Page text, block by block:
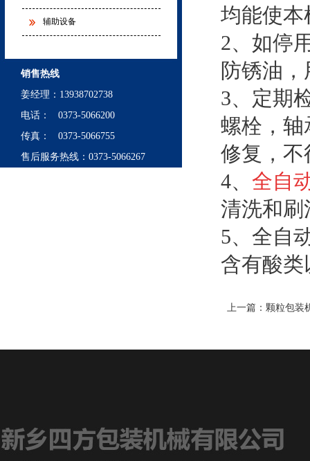
辅助设备
销售热线
姜经理 ： 13938702738
电话： 0373-5066200
传真： 0373-5066755
售后服务热线：0373-5066267
均能使本
2、如停
防锈油
3、定期
螺栓，轴
修复，不
4、 全自
清洗和刷
5、全自
含有酸类
上一篇： 颗粒包装